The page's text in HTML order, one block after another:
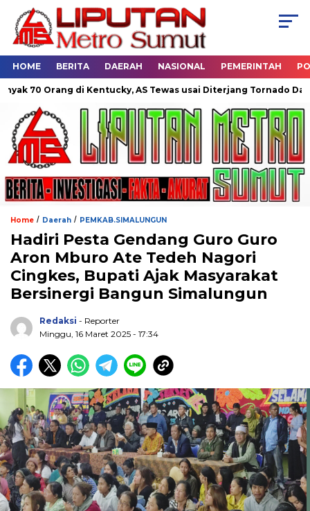
HOME BERITA DAERAH NASIONAL PEMERINTAH
di Kentucky, AS Tewas usai Diterjang Tornado Dahsyat
Home / Daerah / PEMKAB.SIMALUNGUN
Hadiri Pesta Gendang Guro Guro
Aron Mburo Ate Tedeh Nagori
Cingkes, Bupati Ajak Masyarakat
Bersinergi Bangun Simalungun
Redaksi - Reporter
Minggu, 16 Maret 2025 - 17:34